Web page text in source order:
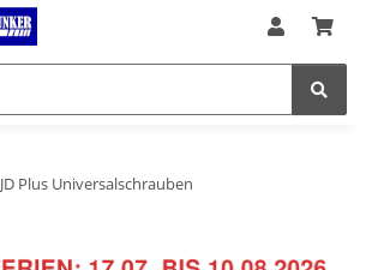
JD Plus Universalschrauben